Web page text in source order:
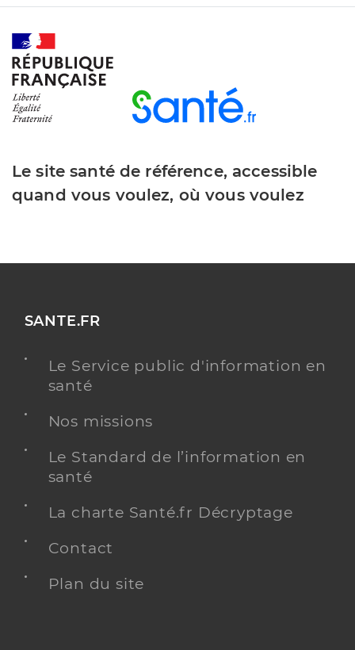
Le site santé de référence, accessible
quand vous voulez, où vous voulez
SANTE.FR
Le Service public d'information en
santé
Nos missions
Le Standard de l’information en
santé
La charte Santé.fr Décryptage
Contact
Plan du site